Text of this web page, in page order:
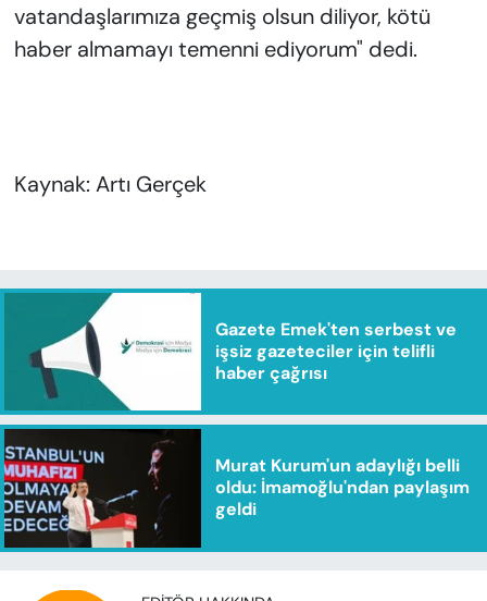
vatandaşlarımıza geçmiş olsun diliyor, kötü
haber almamayı temenni ediyorum" dedi.
Kaynak: Artı Gerçek
Gazete Emek'ten serbest ve
işsiz gazeteciler için telifli
haber çağrısı
Murat Kurum'un adaylığı belli
oldu: İmamoğlu'ndan paylaşım
geldi